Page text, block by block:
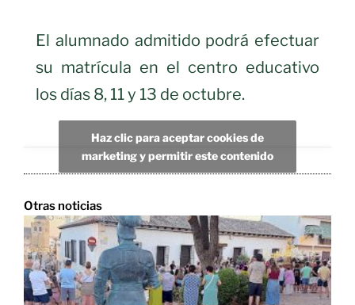
El alumnado admitido podrá efectuar
su matrícula en el centro educativo
los días 8, 11 y 13 de octubre.
Haz clic para aceptar cookies de
marketing y permitir este contenido
Otras noticias